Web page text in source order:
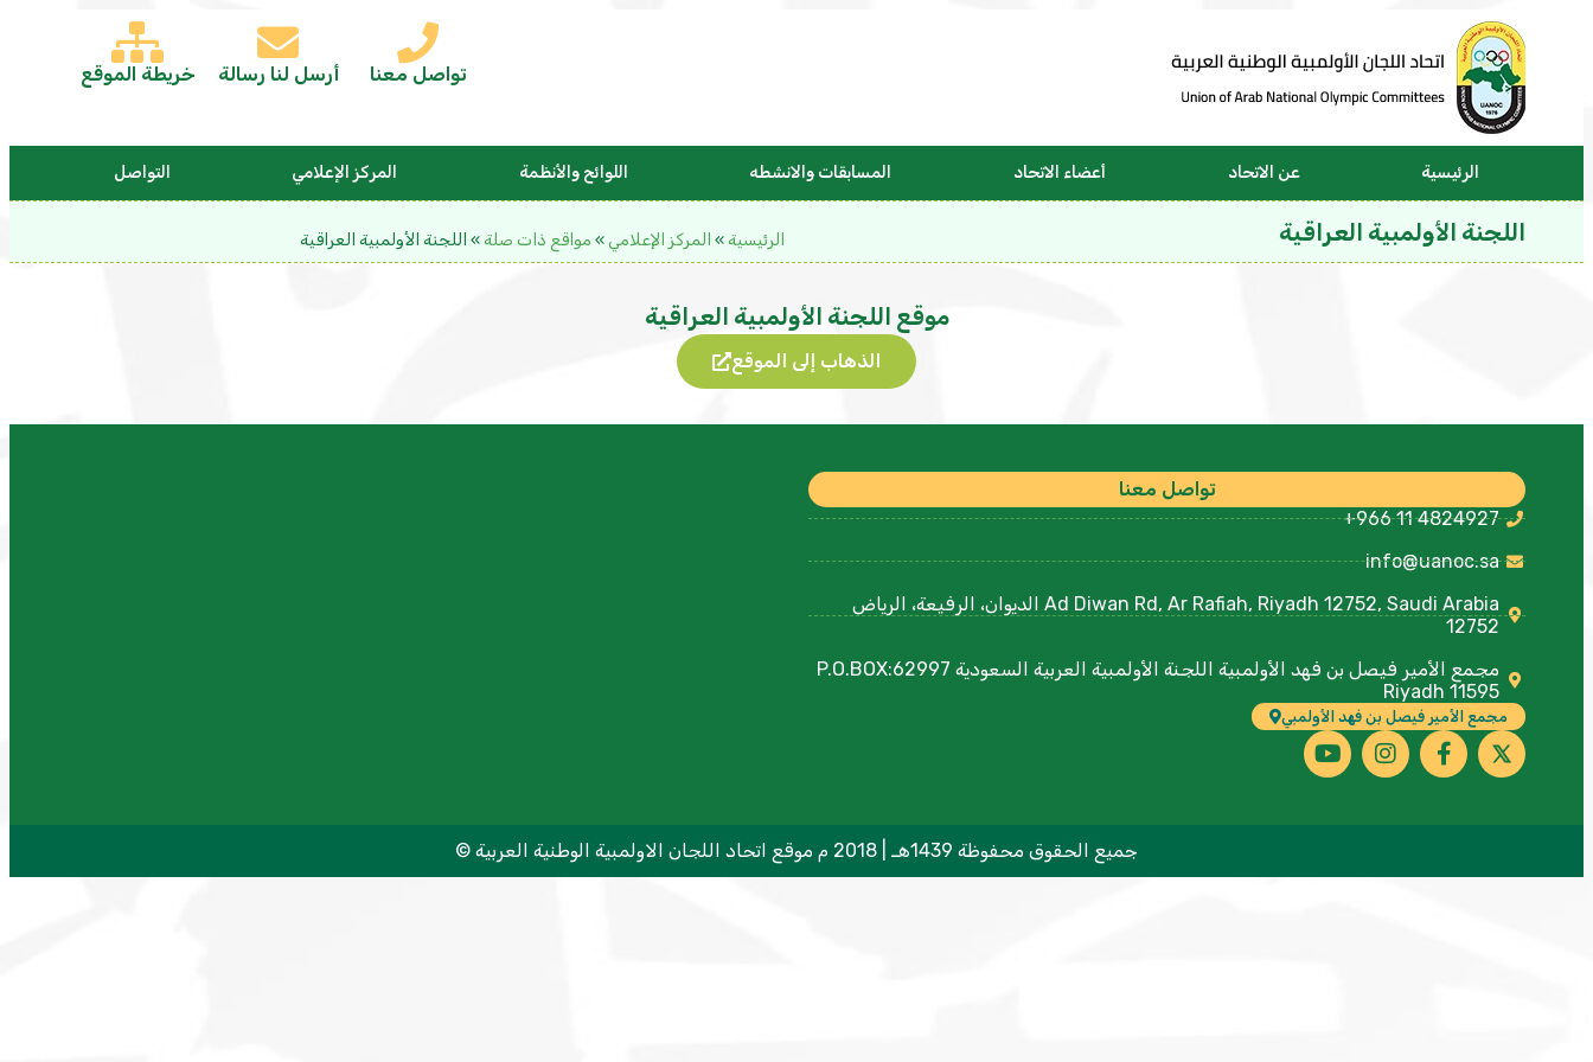
تواصل معنا أرسل لنا رسالة خريطة الموقع
الرئيسية عن الاتحاد أعضاء الاتحاد المسابقات والانشطه اللوائح والأنظمة المركز الإعلامي التواصل
اللجنة الأولمبية العراقية الرئيسية » المركز الإعلامي » مواقع ذات صلة » اللجنة الأولمبية العراقية
موقع اللجنة الأولمبية العراقية
الذهاب إلى الموقع
تواصل معنا
+966 11 4824927
info@uanoc.sa
Ad Diwan Rd, Ar Rafiah, Riyadh 12752, Saudi Arabia الديوان، الرفيعة، الرياض
12752
مجمع الأمير فيصل بن فهد الأولمبية اللجنة الأولمبية العربية السعودية P.O.BOX:62997
Riyadh 11595
مجمع الأمير فيصل بن فهد الأولمبي
جميع الحقوق محفوظة 1439هـ | 2018 م موقع اتحاد اللجان الاولمبية الوطنية العربية ©